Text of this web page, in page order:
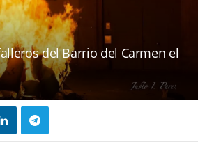
del Barrio del Carmen el